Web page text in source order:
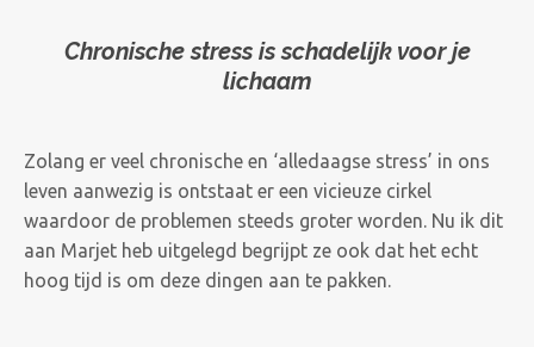
Chronische stress is schadelijk voor je
lichaam
Zolang er veel chronische en ‘alledaagse stress’ in ons
leven aanwezig is ontstaat er een vicieuze cirkel
waardoor de problemen steeds groter worden. Nu ik dit
aan Marjet heb uitgelegd begrijpt ze ook dat het echt
hoog tijd is om deze dingen aan te pakken.